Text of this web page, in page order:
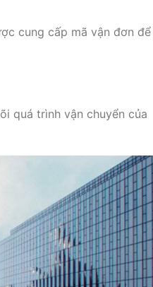
cung cấp mã vận đơn để
quá trình vận chuyển của